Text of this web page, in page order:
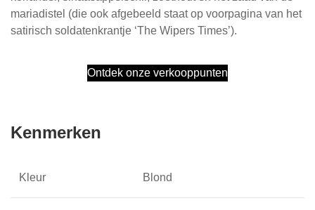
mariadistel (die ook afgebeeld staat op voorpagina van het
satirisch soldatenkrantje ‘The Wipers Times’).
Ontdek onze verkooppunten
Kenmerken
Kleur Blond